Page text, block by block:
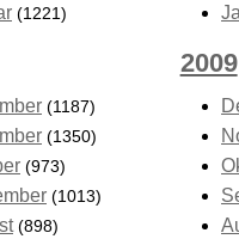
(1221)
(1187)
(1350)
(973)
(1013)
(898)
2009